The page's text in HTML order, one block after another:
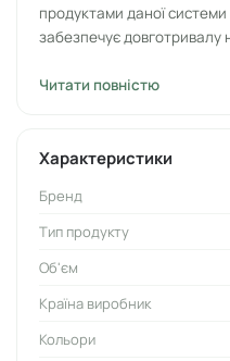
продуктами даної
забезпечує довготривалу
Застосування каучукової
консистенції засіб зручно
економічно
Рекомендується
тонким рівномірним шаром.
Читати повністю
Характеристики
Бренд
Тип продукту
Об'єм
Країна виробник
Кольори